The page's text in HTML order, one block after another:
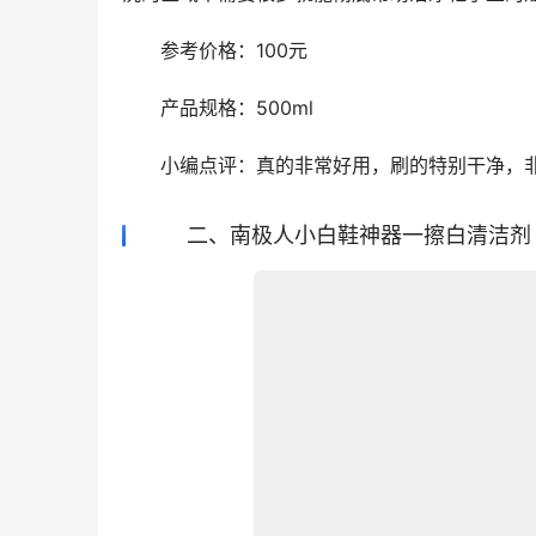
参考价格：100元
产品规格：500ml
小编点评：真的非常好用，刷的特别干净，非
二、南极人小白鞋神器一擦白清洁剂